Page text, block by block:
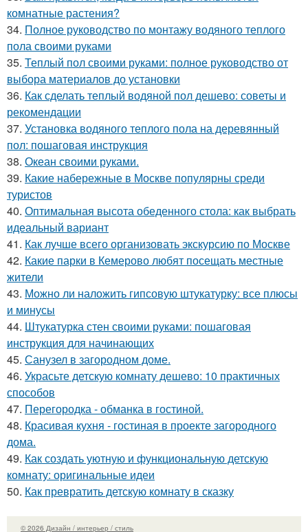
комнатные растения?
34. Полное руководство по монтажу водяного теплого
пола своими руками
35. Теплый пол своими руками: полное руководство от
выбора материалов до установки
36. Как сделать теплый водяной пол дешево: советы и
рекомендации
37. Установка водяного теплого пола на деревянный
пол: пошаговая инструкция
38. Океан своими руками.
39. Какие набережные в Москве популярны среди
туристов
40. Оптимальная высота обеденного стола: как выбрать
идеальный вариант
41. Как лучше всего организовать экскурсию по Москве
42. Какие парки в Кемерово любят посещать местные
жители
43. Можно ли наложить гипсовую штукатурку: все плюсы
и минусы
44. Штукатурка стен своими руками: пошаговая
инструкция для начинающих
45. Санузел в загородном доме.
46. Украсьте детскую комнату дешево: 10 практичных
способов
47. Перегородка - обманка в гостиной.
48. Красивая кухня - гостиная в проекте загородного
дома.
49. Как создать уютную и функциональную детскую
комнату: оригинальные идеи
50. Как превратить детскую комнату в сказку
© 2026 Дизайн / интерьер / стиль